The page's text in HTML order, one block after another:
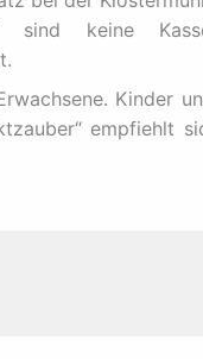
sind keine
Kinder
empfiehlt